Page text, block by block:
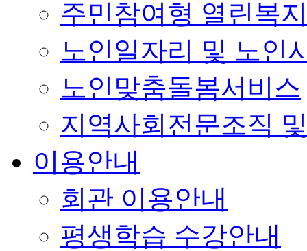
주민참여형 열린복
노인일자리 및 노인
노인맞춤돌봄서비스
지역사회전문조직
이용안내
회관 이용안내
평생학습 수강안내